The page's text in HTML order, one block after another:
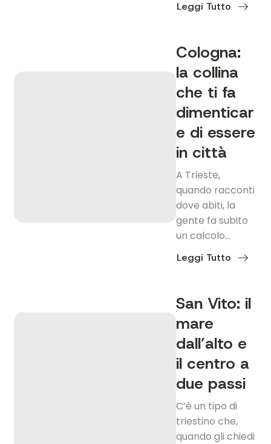
Leggi Tutto
about
incontra
la
vita
di
quartiere
Cologna:
la collina
che ti fa
dimenticar
e di essere
in città
A Trieste,
quando racconti
dove abiti, la
gente fa subito
un calcolo…
Leggi Tutto
about
che
ti
fa
dimenticare
di
essere
in
città
San Vito: il
mare
dall’alto e
il centro a
due passi
C’è un tipo di
triestino che,
quando gli chiedi